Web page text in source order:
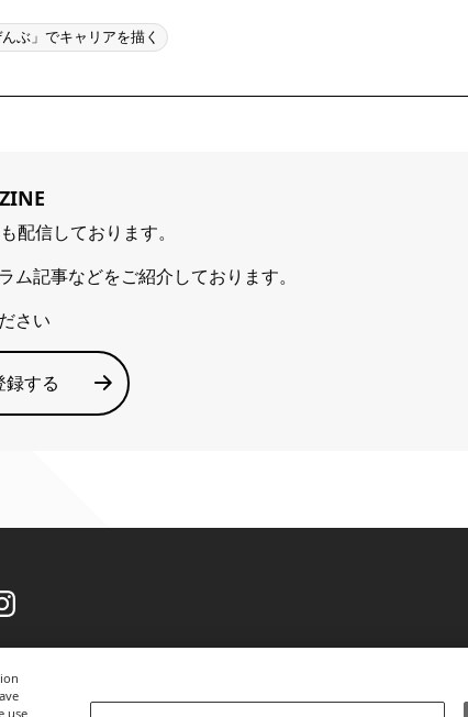
ぶ」でキャリアを描く
配信しております。
記事などをご紹介しております。
さい
録する
シーポリシー
use